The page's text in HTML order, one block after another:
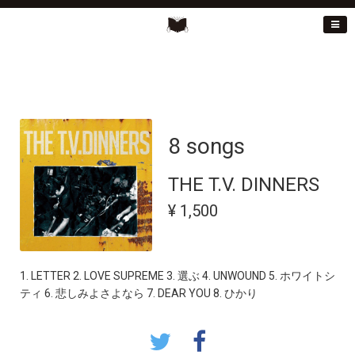
8 songs
THE T.V. DINNERS
¥ 1,500
1. LETTER 2. LOVE SUPREME 3. 選ぶ 4. UNWOUND 5. ホワイトシ
ティ 6. 悲しみよさよなら 7. DEAR YOU 8. ひかり